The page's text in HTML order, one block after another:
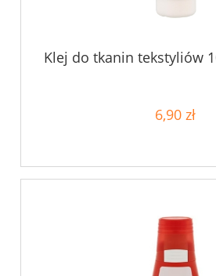
Klej do tkanin tekstyliów
6,90 zł